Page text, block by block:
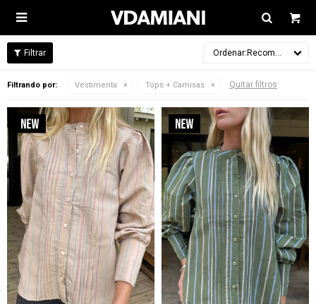

Recomendados
Filtrando por: Vestimenta Tops + Camisas Quitar filtros